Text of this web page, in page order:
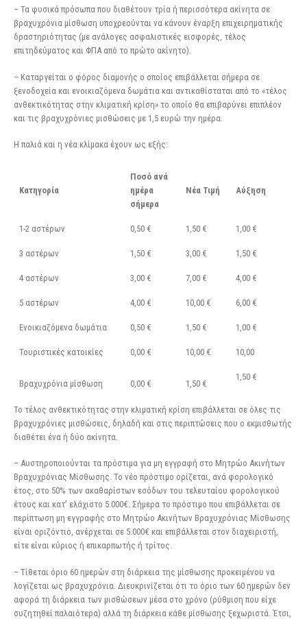
– Τα φυσικά πρόσωπα που διαθέτουν τρία ή περισσότερα ακίνητα σε
βραχυχρόνια μίσθωση υποχρεούνται να κάνουν έναρξη επιχειρηματικής
δραστηριότητας (με ανάλογες ασφαλιστικές εισφορές, τέλος
επιτηδεύματος και ΦΠΑ από το πρώτο ακίνητο).
– Καταργείται ο φόρος διαμονής ο οποίος επιβάλλεται σήμερα σε
ξενοδοχεία και ενοικιαζόμενα δωμάτια και αντικαθίσταται από το «τέλος
ανθεκτικότητας στην κλιματική κρίση» το οποίο θα επιβαρύνει επιπλέον
και τις βραχυχρόνιες μισθώσεις με 1,5 ευρώ την ημέρα.
Η παλιά και η νέα κλίμακα έχουν ως εξής:
Κατηγορία
Ποσό ανά
ημέρα
σήμερα
Νέα Τιμή Αύξηση
1-2 αστέρων 0,50 € 1,50 € 1,00 €
3 αστέρων 1,50 € 3,00 € 1,50 €
4 αστέρων 3,00 € 7,00 € 4,00 €
5 αστέρων 4,00 € 10,00 € 6,00 €
Ενοικιαζόμενα δωμάτια 0,50 € 1,50 € 1,00 €
Τουριστικές κατοικίες 0,00 € 10,00 € 10,00
Βραχυχρόνια μίσθωση 0,00 € 1,50 €
1,50 €
To τέλος ανθεκτικότητας στην κλιματική κρίση επιβάλλεται σε όλες τις
βραχυχρόνιες μισθώσεις, δηλαδή και στις περιπτώσεις που ο εκμισθωτής
διαθέτει ένα ή δύο ακίνητα.
– Αυστηροποιούνται τα πρόστιμα για μη εγγραφή στο Μητρώο Ακινήτων
Βραχυχρόνιας Μίσθωσης. Το νέο πρόστιμο ορίζεται, ανά φορολογικό
έτος, στο 50% των ακαθαρίστων εσόδων του τελευταίου φορολογικού
έτους και κατ’ ελάχιστο 5.000€. Σήμερα το πρόστιμο που επιβάλλεται σε
περίπτωση μη εγγραφής στο Μητρώο Ακινήτων Βραχυχρόνιας Μίσθωσης
είναι οριζόντιο, ανέρχεται σε 5.000€ και επιβάλλεται στον διαχειριστή,
είτε είναι κύριος ή επικαρπωτής ή τρίτος.
– Τίθεται όριο 60 ημερών στη διάρκεια της μίσθωσης προκειμένου να
λογίζεται ως βραχυχρόνια. Διευκρινίζεται ότι το όριο των 60 ημερών δεν
αφορά τη διάρκεια των μισθώσεων μέσα στο χρόνο (ρύθμιση που είχε
συζητηθεί παλαιότερα) αλλά τη διάρκεια κάθε μίσθωσης ξεχωριστά. Έτσι,